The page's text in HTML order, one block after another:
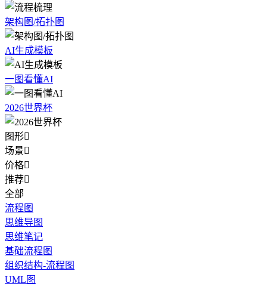
架构图/拓扑图
AI生成模板
一图看懂AI
2026世界杯
图形
场景
价格
推荐
全部
流程图
思维导图
思维笔记
基础流程图
组织结构-流程图
UML图